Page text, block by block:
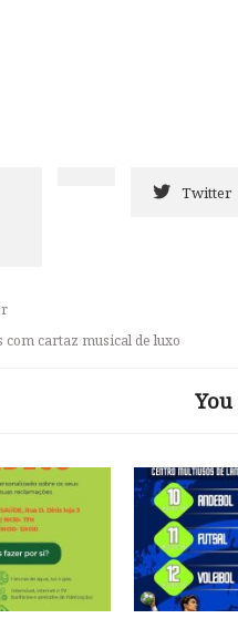
Twitter
com cartaz musical de luxo